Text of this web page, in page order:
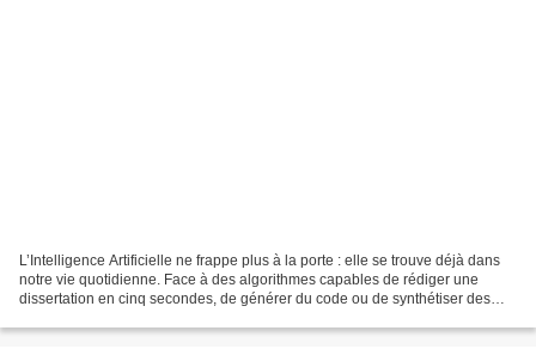
L’Intelligence Artificielle ne frappe plus à la porte : elle se trouve déjà dans
notre vie quotidienne. Face à des algorithmes capables de rédiger une
dissertation en cinq secondes, de générer du code ou de synthétiser des